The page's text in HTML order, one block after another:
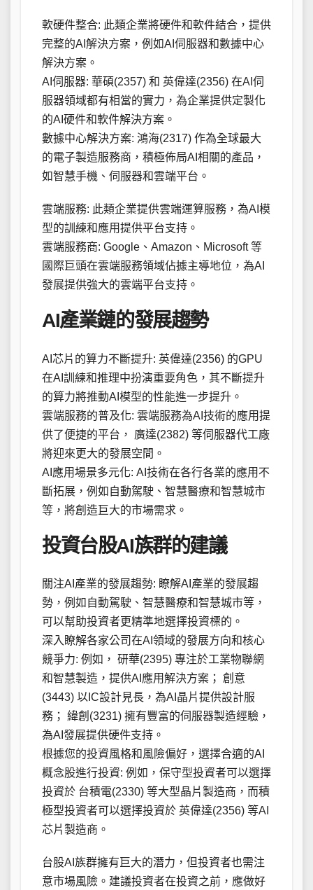
軟硬件整合: 此類企業將硬件和軟件結合，提供
完整的AI解決方案，例如AI伺服器和數據中心
解決方案。
AI伺服器: 華碩(2357) 和 英偉達(2356) 在AI伺
服器領域都有相當的實力，為企業提供定製化
的AI硬件和軟件解決方案。
數據中心解決方案: 鴻海(2317) 作為全球最大
的電子製造服務商，積極佈局AI相關的產品，
如智慧手機、伺服器和雲端平台。
雲端服務: 此類企業提供雲端運算服務，為AI模
型的訓練和應用提供平台支持。
雲端服務商: Google、Amazon、Microsoft 等
國際巨頭在雲端服務領域佔據主導地位，為AI
發展提供強大的雲端平台支持。
AI產業鏈的發展趨勢
AI芯片的算力不斷提升: 英偉達(2356) 的GPU
在AI訓練和推理中扮演重要角色，其不斷提升
的算力將推動AI模型的性能進一步提升。
雲端服務的普及化: 雲端服務為AI技術的應用提
供了便捷的平台， 廣達(2382) 等伺服器代工廠
將迎來更大的發展空間。
AI應用場景多元化: AI技術在各行各業的應用不
斷拓展，例如自動駕駛、智慧醫療和智慧城市
等，將創造巨大的市場需求。
投資台股AI族群的建議
關注AI產業的發展趨勢: 瞭解AI產業的發展趨
勢，例如自動駕駛、智慧醫療和智慧城市等，
可以幫助投資者更精準地選擇投資標的。
深入瞭解各家公司在AI領域的發展方向和核心
競爭力: 例如， 研華(2395) 專注於工業物聯網
和智慧製造，提供AI應用解決方案； 創意
(3443) 以IC設計見長，為AI晶片提供設計服
務； 緯創(3231) 擁有豐富的伺服器製造經驗，
為AI發展提供硬件支持。
根據您的投資風格和風險偏好，選擇合適的AI
概念股進行投資: 例如，保守型投資者可以選擇
投資於 台積電(2330) 等大型晶片製造商，而積
極型投資者可以選擇投資於 英偉達(2356) 等AI
芯片製造商。
台股AI族群擁有巨大的潛力，但投資者也需注
意市場風險。建議投資者在投資之前，應做好